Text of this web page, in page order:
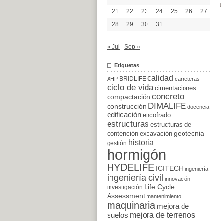
21
22 23 24 25 26
27
28
29 30 31
« Jul Sep »
Etiquetas
AHP BRIDLIFE calidad carreteras
ciclo de vida cimentaciones
compactación concreto
construcción DIMALIFE docencia
edificación encofrado
estructuras estructuras de
contención excavación geotecnia
gestión historia
hormigón
HYDELIFE ICITECH ingeniería
ingeniería civil innovación
investigación
Life Cycle
Assessment mantenimiento
maquinaria mejora de
suelos mejora de terrenos